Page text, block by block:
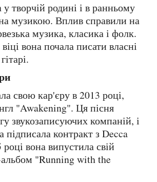
музикою. Вплив справили на
музика, класика і фолк.
вона почала писати власні
"Awakening". Ця пісня
звукозаписуючих компаній, і
підписала контракт з Decca
вона випустила свій
"Running with the